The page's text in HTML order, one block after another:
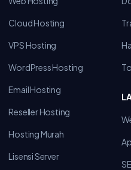
Cloud Hosting
VPS Hosting
WordPress Hosting
Email Hosting
Reseller Hosting
Hosting Murah
Lisensi Server